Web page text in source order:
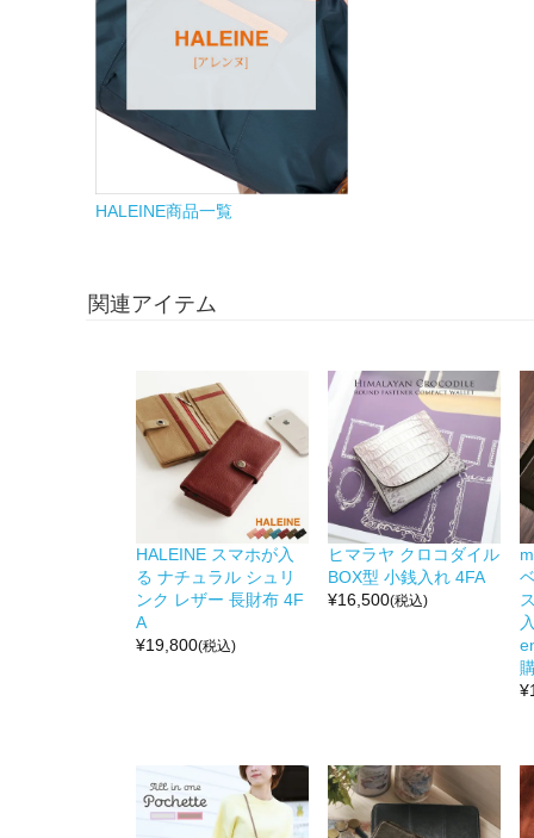
HALEINE商品一覧
関連アイテム
HALEINE スマホが入
る ナチュラル シュリ
ンク レザー 長財布 4F
A
¥19,800(税込)
ヒマラヤ クロコダイル
BOX型 小銭入れ 4FA
¥16,500(税込)
¥